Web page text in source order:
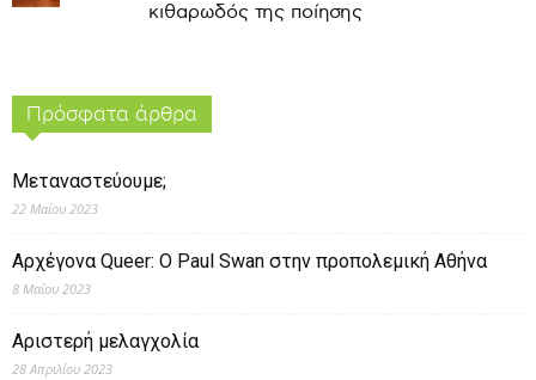
κιθαρωδός της ποίησης
Πρόσφατα άρθρα
Μεταναστεύουμε;
22 Μαΐου 2023
Αρχέγονα Queer: O Paul Swan στην προπολεμική Αθήνα
8 Μαΐου 2023
Αριστερή μελαγχολία
28 Απριλίου 2023